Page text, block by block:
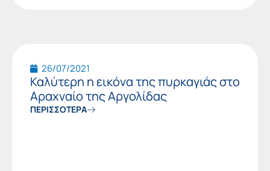
26/07/2021
Καλύτερη η εικόνα της πυρκαγιάς στο
Αραχναίο της Αργολίδας
ΠΕΡΙΣΣΟΤΕΡΑ